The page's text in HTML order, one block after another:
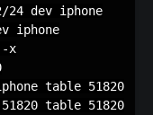
dev iphone
iphone
-x
table 51820
table 51820